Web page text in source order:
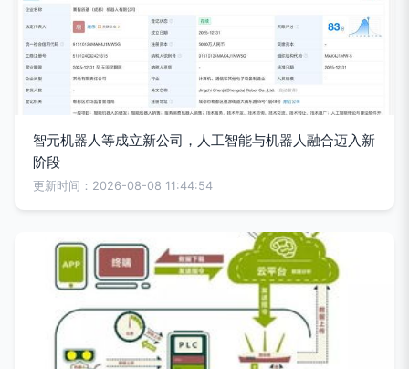
智元机器人等成立新公司，人工智能与机器人融合迈入新
阶段
更新时间：2026-08-08 11:44:54